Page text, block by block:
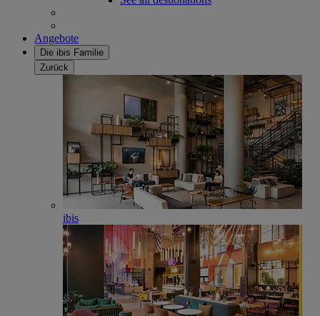
Angebote
Die ibis Familie
Zurück
ibis